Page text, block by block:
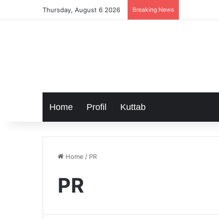
Thursday, August 6 2026 Breaking News
Home Profil Kuttab
Home / PR
PR